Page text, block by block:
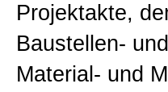
Projektakte,
Baustellen-
Material- und